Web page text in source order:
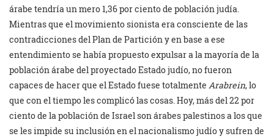
árabe tendría un mero 1,36 por ciento de población judía.
Mientras que el movimiento sionista era consciente de las
contradicciones del Plan de Partición y en base a ese
entendimiento se había propuesto expulsar a la mayoría de la
población árabe del proyectado Estado judío, no fueron
capaces de hacer que el Estado fuese totalmente Arabrein, lo
que con el tiempo les complicó las cosas. Hoy, más del 22 por
ciento de la población de Israel son árabes palestinos a los que
se les impide su inclusión en el nacionalismo judío y sufren de